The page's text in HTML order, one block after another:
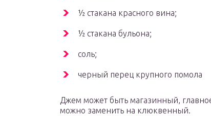
½ стакана красного вина;
½ стакана бульона;
соль;
черный перец крупного помола
Джем может быть магазинный,
можно заменить на клюквенный.